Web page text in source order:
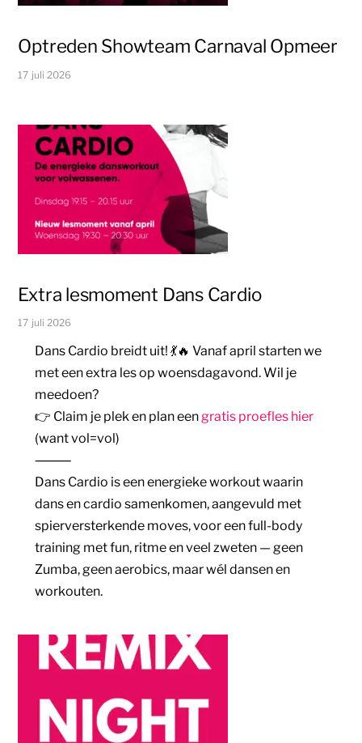
Optreden Showteam Carnaval Opmeer
17 juli 2026
Extra lesmoment Dans Cardio
17 juli 2026
Dans Cardio breidt uit! 💃🔥 Vanaf april starten we
met een extra les op woensdagavond. Wil je
meedoen?
👉 Claim je plek en plan eengratis proefles hier
(want vol=vol)
⸻
Dans Cardio is een energieke workout waarin
dans en cardio samenkomen, aangevuld met
spierversterkende moves, voor een full-body
training met fun, ritme en veel zweten — geen
Zumba, geen aerobics, maar wél dansen en
workouten.